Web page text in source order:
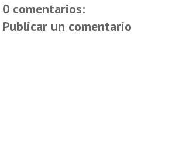
0 comentarios:
Publicar un comentario